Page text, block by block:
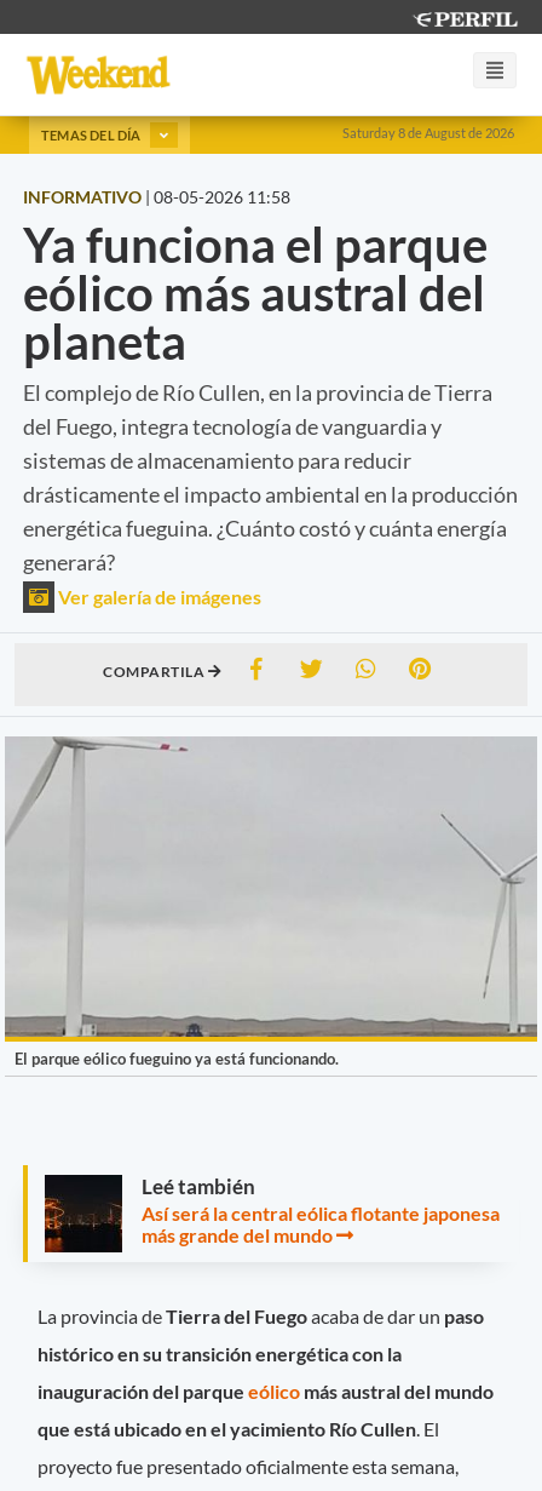
Saturday 8 de August de 2026
TEMAS DEL DÍA
INFORMATIVO | 08-05-2026 11:58
Ya funciona el parque
eólico más austral del
planeta
El complejo de Río Cullen, en la provincia de Tierra
del Fuego, integra tecnología de vanguardia y
sistemas de almacenamiento para reducir
drásticamente el impacto ambiental en la producción
energética fueguina. ¿Cuánto costó y cuánta energía
generará?
Ver galería de imágenes
COMPARTILA
El parque eólico fueguino ya está funcionando.
Leé también
Así será la central eólica flotante japonesa
más grande del mundo
La provincia deTierra del Fuegoacaba de dar un paso
histórico en su transición energética con la
inauguración del parqueeólico más austral del mundo
que está ubicado en el yacimiento Río Cullen. El
proyecto fue presentado oficialmente esta semana,